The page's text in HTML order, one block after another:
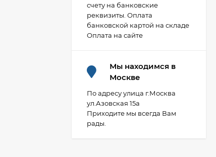
счету на банковские
реквизиты. Оплата
банковской картой на складе
Оплата на сайте
Мы находимся в
Москве
По адресу улица г.Москва
ул.Азовская 15а
Приходите мы всегда Вам
рады.
Фланец плоский 50-
10-01-1-B-Ст.20-IV
ГОСТ 33259-2015 ВФЗ
расточенный под
втулку ПНД 100/110
PN10 Двн 128 LT ВФЗ
473,80